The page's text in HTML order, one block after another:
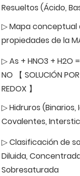
Resueltos (Ácido,
▷ Mapa conceptual
propiedades de la
▷ As + HNO3 + H2O
NO 【 SOLUCIÓN
REDOX 】
▷ Hidruros (Binarios,
Covalentes,
▷ Clasificación de
Diluida,
Sobresaturada